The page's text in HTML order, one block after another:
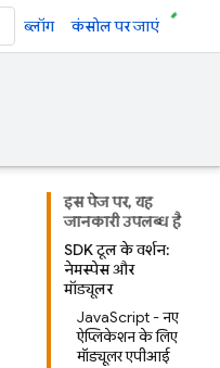
ब्लॉग कंसोल पर जाएं
इस पेज पर, यह
जानकारी उपलब्ध है
SDK टूल के वर्शन:
नेमस्पेस और
मॉड्यूलर
JavaScript - नए
ऐप्लिकेशन के लिए
मॉड्यूलर एपीआई